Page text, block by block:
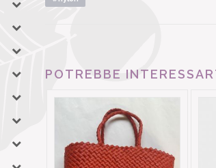
POTREBBE